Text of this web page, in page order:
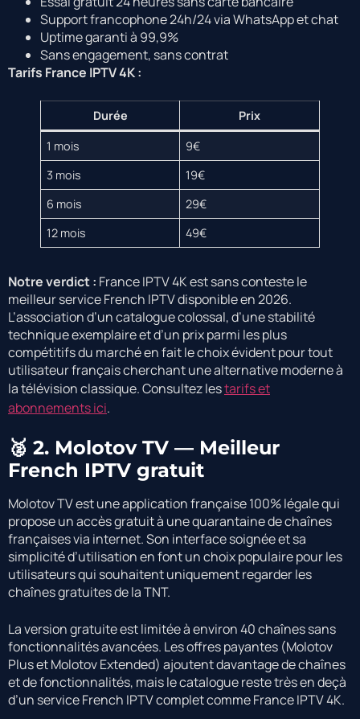
Support francophone 24h/24 via WhatsApp et chat
Uptime garanti à 99,9%
Sans engagement, sans contrat
Tarifs France IPTV 4K :
Durée
Prix
1 mois
9€
3 mois
19€
6 mois
29€
12 mois
49€
Notre verdict : France IPTV 4K est sans conteste le
meilleur service French IPTV disponible en 2026.
L’association d’un catalogue colossal, d’une stabilité
technique exemplaire et d’un prix parmi les plus
compétitifs du marché en fait le choix évident pour tout
utilisateur français cherchant une alternative moderne à
la télévision classique. Consultez lestarifs et
abonnements ici.
🥈 2. Molotov TV — Meilleur
French IPTV gratuit
Molotov TV est une application française 100% légale qui
propose un accès gratuit à une quarantaine de chaînes
françaises via internet. Son interface soignée et sa
simplicité d’utilisation en font un choix populaire pour les
utilisateurs qui souhaitent uniquement regarder les
chaînes gratuites de la TNT.
La version gratuite est limitée à environ 40 chaînes sans
fonctionnalités avancées. Les offres payantes (Molotov
Plus et Molotov Extended) ajoutent davantage de chaînes
et de fonctionnalités, mais le catalogue reste très en deçà
d’un service French IPTV complet comme France IPTV 4K.